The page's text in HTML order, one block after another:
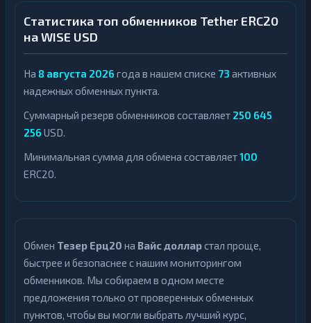
Статистика топ обменников Tether ERC20
на WISE USD
На 8 августа 2026 года в нашем списке 73 активных
надежных обменных пункта.
Суммарный резерв обменников составляет 250 645
256 USD.
Минимальная сумма для обмена составляет100
ERC20.
Обмен Тезер Ерц20 на Вайс долларстал проще,
быстрее и безопаснее с нашим мониторингом
обменников. Мы собираем в одном месте
предложения только от проверенных обменных
пунктов, чтобы вы могли выбрать лучший курс,